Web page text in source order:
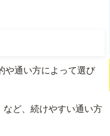
や通い方によって選び
など、続けやすい通い方